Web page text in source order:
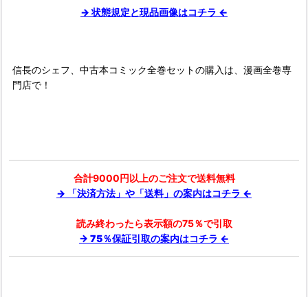
→ 状態規定と現品画像はコチラ ←
信長のシェフ、中古本コミック全巻セットの購入は、漫画全巻専
門店で！
合計9000円以上のご注文で送料無料
→ 「決済方法」や「送料」の案内はコチラ ←
読み終わったら表示額の75％で引取
→ 75％保証引取の案内はコチラ ←